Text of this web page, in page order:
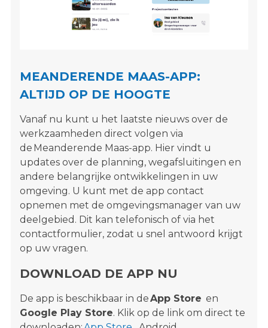
MEANDERENDE MAAS-APP:
ALTIJD OP DE HOOGTE
Vanaf nu kunt u het laatste nieuws over de
werkzaamheden direct volgen via
de Meanderende Maas-app. Hier vindt u
updates over de planning, wegafsluitingen en
andere belangrijke ontwikkelingen in uw
omgeving. U kunt met de app contact
opnemen met de omgevingsmanager van uw
deelgebied. Dit kan telefonisch of via het
contactformulier, zodat u snel antwoord krijgt
op uw vragen.
DOWNLOAD DE APP NU
De app is beschikbaar in deApp Store en
Google Play Store. Klik op de link om direct te